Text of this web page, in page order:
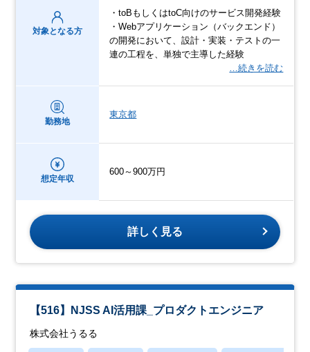
対象となる方
・toBもしくはtoC向けのサービス開発経験
・Webアプリケーション（バックエンド）
の開発において、設計・実装・テストの一
連の工程を、単独で主導した経験
…続きを読む
勤務地
東京都
想定年収
600～900万円
詳しく見る
【516】NJSS AI活用課_プロダクトエンジニア
株式会社うるる